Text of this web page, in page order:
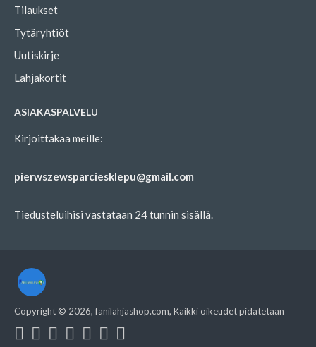
Tilaukset
Tytäryhtiöt
Uutiskirje
Lahjakortit
ASIAKASPALVELU
Kirjoittakaa meille:
pierwszewsparciesklepu@gmail.com
Tiedusteluihisi vastataan 24 tunnin sisällä.
Copyright © 2026, fanilahjashop.com, Kaikki oikeudet pidätetään